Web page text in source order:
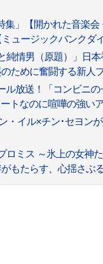
集」【開かれた音楽
ュージックバンクダ
純情男（原題）」日
ために奮闘する新人
ル放送！「コンビニ
トなのに喧嘩の強い
・イル×チン･セヨン
ロミス ～氷上の女
もたらす、心揺さぶ